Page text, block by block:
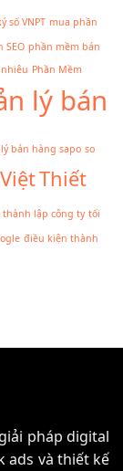
số VNPT mua phần
SEO phần mềm bán
Phần Mềm
lý bán
bán hàng sapo so
Thiết
thành lập công ty tối
điều kiện thành
pháp digital
ads và thiết kế